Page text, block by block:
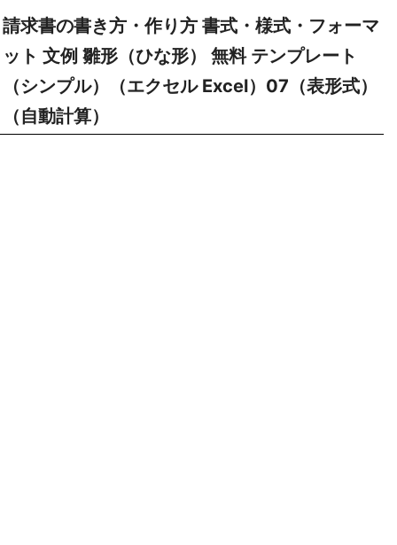
請求書の書き方・作り方 書式・様式・フォーマ
ット 文例 雛形（ひな形） 無料 テンプレート
（シンプル）（エクセル Excel）07（表形式）
（自動計算）